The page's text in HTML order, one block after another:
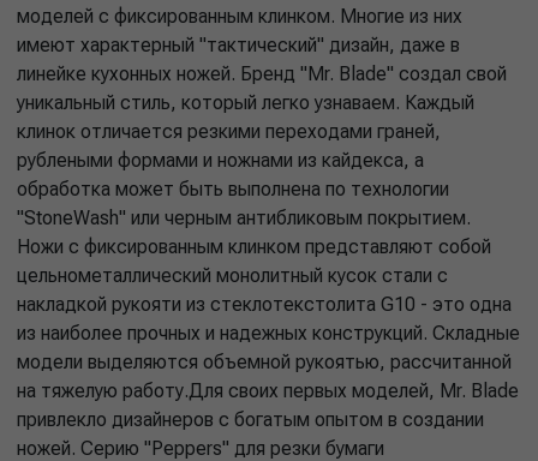
моделей с фиксированным клинком. Многие из них
имеют характерный "тактический" дизайн, даже в
линейке кухонных ножей. Бренд "Mr. Blade" создал свой
уникальный стиль, который легко узнаваем. Каждый
клинок отличается резкими переходами граней,
рублеными формами и ножнами из кайдекса, а
обработка может быть выполнена по технологии
"StoneWash" или черным антибликовым покрытием.
Ножи с фиксированным клинком представляют собой
цельнометаллический монолитный кусок стали с
накладкой рукояти из стеклотекстолита G10 - это одна
из наиболее прочных и надежных конструкций. Складные
модели выделяются объемной рукоятью, рассчитанной
на тяжелую работу.Для своих первых моделей, Mr. Blade
привлекло дизайнеров с богатым опытом в создании
ножей. Серию "Peppers" для резки бумаги